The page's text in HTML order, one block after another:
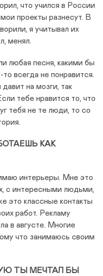
что учился в России
проекты разнесут. В
я учитывал их
менял.
любая песня, какими бы
всегда не понравится.
на мозги, так
тебе нравится то, что
тебя не те люди, то со
КАК
интерьеры. Мне это
с интересными людьми,
это классные контакты
работ. Рекламу
в августе. Многие
что занимаюсь своим
ТЫ МЕЧТАЛ БЫ